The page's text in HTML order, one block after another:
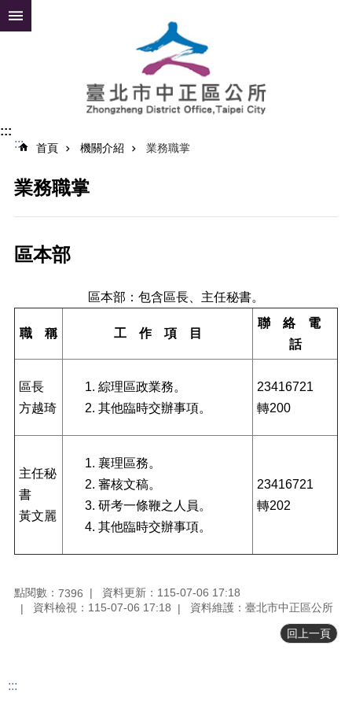
跳到主要內容區塊
公
資
訊
民
服
認
中
正
機
關
紹
鄰
里
資
訊
訊
資
:::
:::
首頁 機關介紹 業務職掌
業務職掌
區本部
職 稱 工 作 項 目
聯 絡 電
話
區本部：包含區長、主任秘書。
區長
方越琦
綜理區政業務。
其他臨時交辦事項。
23416721
轉200
主任秘
書
黃文麗
襄理區務。
審核文稿。
研考一條鞭之人員。
其他臨時交辦事項。
23416721
轉202
點閱數： 7396
資料更新：115-07-06 17:18
資料檢視：115-07-06 17:18
資料維護：臺北市中正區公所
回上一頁
:::